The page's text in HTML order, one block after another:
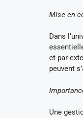
Mise en
Dans
et par
peuvent
Une